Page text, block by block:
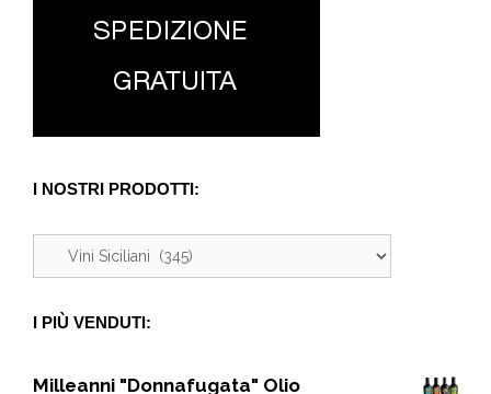
I NOSTRI PRODOTTI:
I PIÙ VENDUTI:
Milleanni "Donnafugata" Olio